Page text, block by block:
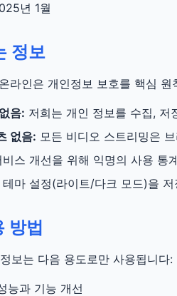
년 1월
정보
라인은 개인정보 보호를 핵심
음: 저희는 개인 정보를 수집, 저
없음: 모든 비디오 스트리밍은
비스 개선을 위해 익명의 사용 통
테마 설정(라이트/다크 모드)을
방법
보는 다음 용도로만 사용됩니다:
능과 기능 개선